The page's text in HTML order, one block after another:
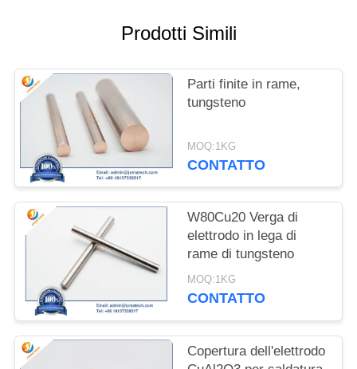
POLICY
Prodotti Simili
Parti finite in rame,
tungsteno
MOQ:1KG
CONTATTO
W80Cu20 Verga di
elettrodo in lega di
rame di tungsteno
MOQ:1KG
CONTATTO
Copertura dell'elettrodo